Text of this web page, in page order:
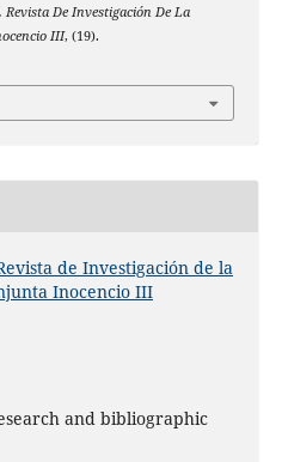
Revista De Investigación De La
III, (19).
de Investigación de la
Inocencio III
and bibliographic